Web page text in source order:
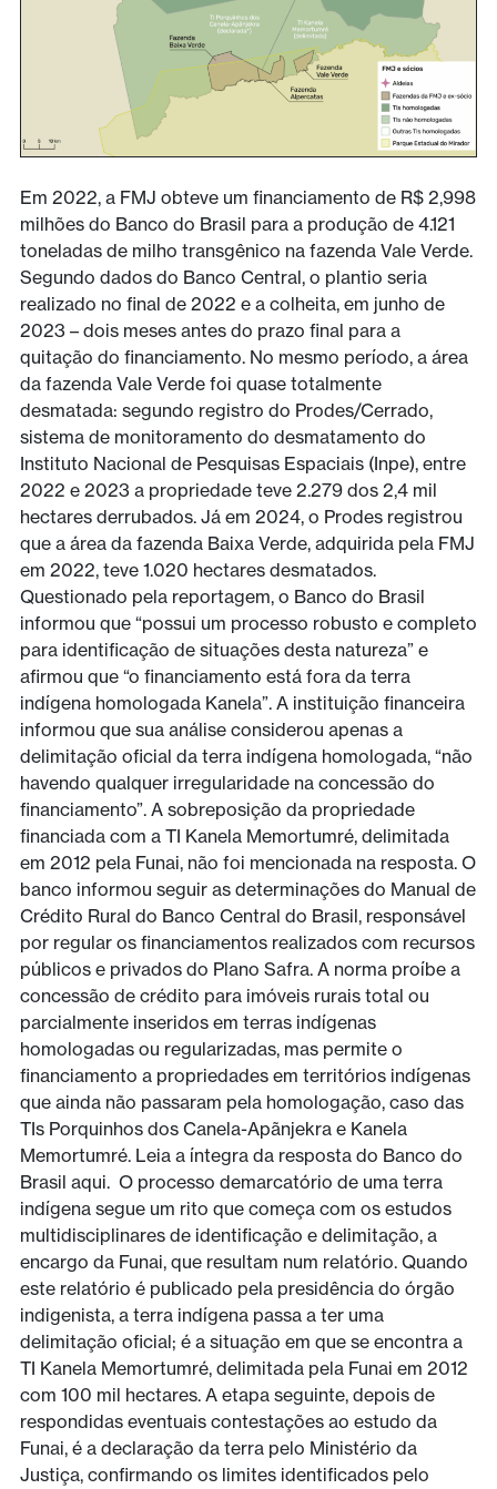
Em 2022, a FMJ obteve um financiamento de R$ 2,998
milhões do Banco do Brasil para a produção de 4.121
toneladas de milho transgênico na fazenda Vale Verde.
Segundo dados do Banco Central, o plantio seria
realizado no final de 2022 e a colheita, em junho de
2023 – dois meses antes do prazo final para a
quitação do financiamento. No mesmo período, a área
da fazenda Vale Verde foi quase totalmente
desmatada: segundo registro do Prodes/Cerrado,
sistema de monitoramento do desmatamento do
Instituto Nacional de Pesquisas Espaciais (Inpe), entre
2022 e 2023 a propriedade teve 2.279 dos 2,4 mil
hectares derrubados. Já em 2024, o Prodes registrou
que a área da fazenda Baixa Verde, adquirida pela FMJ
em 2022, teve 1.020 hectares desmatados.
Questionado pela reportagem, o Banco do Brasil
informou que “possui um processo robusto e completo
para identificação de situações desta natureza” e
afirmou que “o financiamento está fora da terra
indígena homologada Kanela”. A instituição financeira
informou que sua análise considerou apenas a
delimitação oficial da terra indígena homologada, “não
havendo qualquer irregularidade na concessão do
financiamento”. A sobreposição da propriedade
financiada com a TI Kanela Memortumré, delimitada
em 2012 pela Funai, não foi mencionada na resposta. O
banco informou seguir as determinações do Manual de
Crédito Rural do Banco Central do Brasil, responsável
por regular os financiamentos realizados com recursos
públicos e privados do Plano Safra. A norma proíbe a
concessão de crédito para imóveis rurais total ou
parcialmente inseridos em terras indígenas
homologadas ou regularizadas, mas permite o
financiamento a propriedades em territórios indígenas
que ainda não passaram pela homologação, caso das
TIs Porquinhos dos Canela-Apãnjekra e Kanela
Memortumré. Leia a íntegra da resposta do Banco do
Brasil aqui. O processo demarcatório de uma terra
indígena segue um rito que começa com os estudos
multidisciplinares de identificação e delimitação, a
encargo da Funai, que resultam num relatório. Quando
este relatório é publicado pela presidência do órgão
indigenista, a terra indígena passa a ter uma
delimitação oficial; é a situação em que se encontra a
TI Kanela Memortumré, delimitada pela Funai em 2012
com 100 mil hectares. A etapa seguinte, depois de
respondidas eventuais contestações ao estudo da
Funai, é a declaração da terra pelo Ministério da
Justiça, confirmando os limites identificados pelo